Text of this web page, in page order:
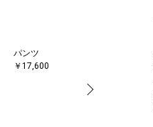
パンツ
￥17,600